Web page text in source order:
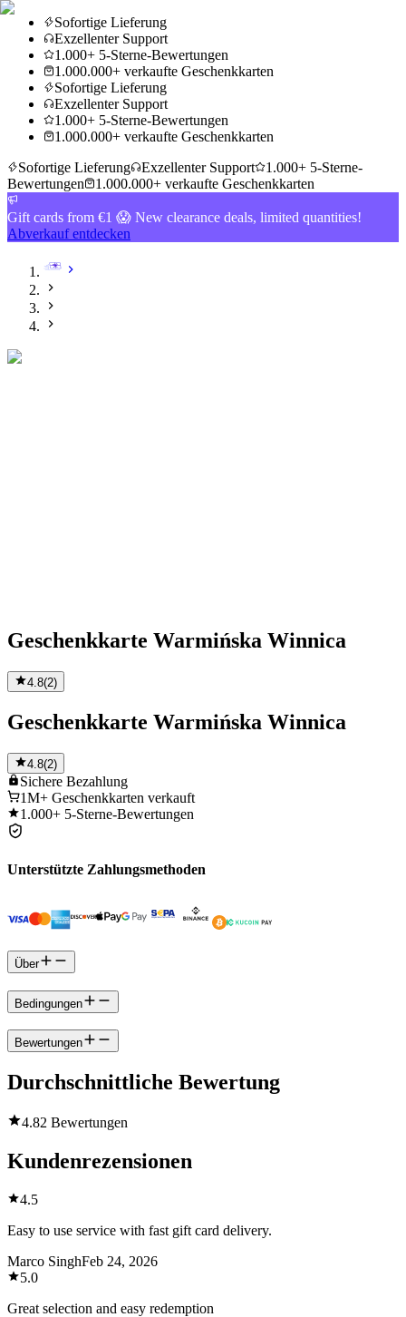
Sofortige Lieferung
Exzellenter Support
1.000+ 5-Sterne-Bewertungen
1.000.000+ verkaufte Geschenkkarten
Sofortige Lieferung
Exzellenter Support
1.000+ 5-Sterne-Bewertungen
1.000.000+ verkaufte Geschenkkarten
Sofortige Lieferung
Exzellenter Support
1.000+ 5-Sterne-
Bewertungen
1.000.000+ verkaufte Geschenkkarten
Gift cards from €1 😱 New clearance deals, limited quantities!
Abverkauf entdecken
Geschenkkarte Warmińska Winnica
4.8(2)
Geschenkkarte Warmińska Winnica
4.8(2)
Sichere Bezahlung
1M+ Geschenkkarten verkauft
1.000+ 5-Sterne-Bewertungen
Unterstützte Zahlungsmethoden
Über
Bedingungen
Bewertungen
Durchschnittliche Bewertung
4.82 Bewertungen
Kundenrezensionen
4.5
Easy to use service with fast gift card delivery.
Marco SinghFeb 24, 2026
5.0
Great selection and easy redemption